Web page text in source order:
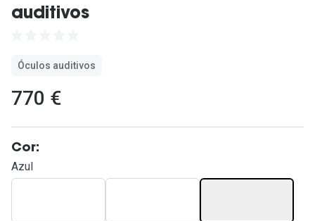
auditivos
Óculos auditivos
770 €
Cor:
Azul